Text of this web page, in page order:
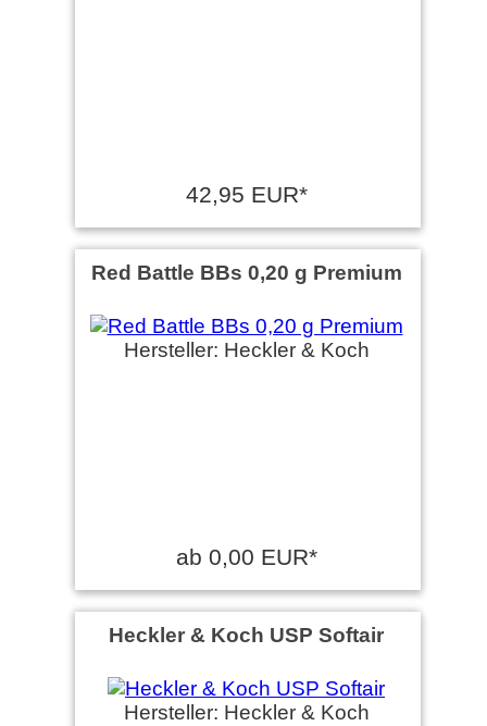
42,95 EUR*
Red Battle BBs 0,20 g Premium
Hersteller: Heckler & Koch
ab 0,00 EUR*
Heckler & Koch USP Softair
Hersteller: Heckler & Koch